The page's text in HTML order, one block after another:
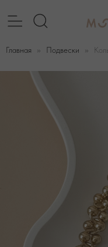
Главная Подвески